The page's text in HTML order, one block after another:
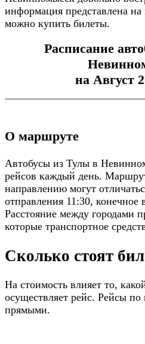
информация представлена
можно купить билеты.
Расписание
на Август
О маршруте
Автобусы из Тулы в
рейсов каждый день.
направлению могут
отправления 11:30, конечное
Расстояние между городами
которые транспортное
Сколько стоят
На стоимость влияет то,
осуществляет рейс. Рейсы
прямыми.